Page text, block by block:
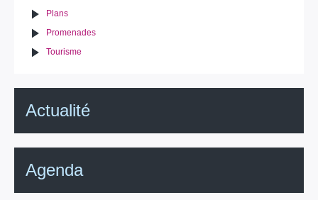
Plans
Promenades
Tourisme
Actualité
Agenda